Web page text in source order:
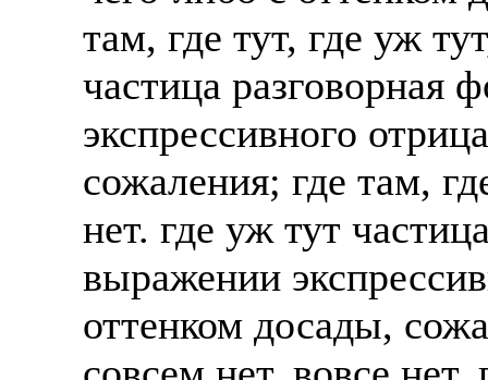
там, где тут, где уж
частица разговорная
экспрессивного
сожаления; где там,
нет. где уж тут
выражении
оттенком досады,